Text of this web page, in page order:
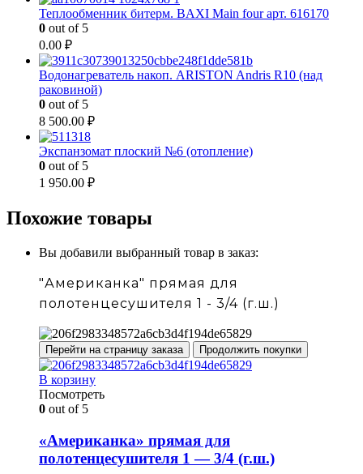
Теплообменник битерм. BAXI Main four арт. 616170
0 out of 5
0.00 ₽
Водонагреватель накоп. ARISTON Andris R10 (над
раковиной)
0 out of 5
8 500.00 ₽
Экспанзомат плоский №6 (отопление)
0 out of 5
1 950.00 ₽
Похожие товары
Вы добавили выбранный товар в заказ:
"Американка" прямая для
полотенцесушителя 1 - 3/4 (г.ш.)
Перейти на страницу заказа Продолжить покупки
В корзину
Посмотреть
0 out of 5
«Американка» прямая для
полотенцесушителя 1 — 3/4 (г.ш.)